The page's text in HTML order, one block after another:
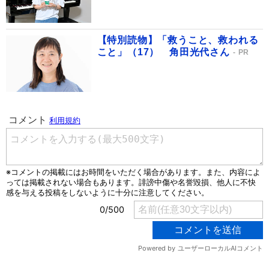
【特別読物】「救うこと、救われる
こと」（17） 角田光代さん
PR